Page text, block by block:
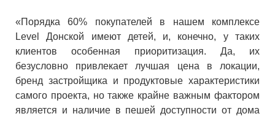
«Порядка 60% покупателей в нашем комплексе
Level Донской имеют детей, и, конечно, у таких
клиентов особенная приоритизация. Да, их
безусловно привлекает лучшая цена в локации,
бренд застройщика и продуктовые характеристики
самого проекта, но также крайне важным фактором
является и наличие в пешей доступности от дома